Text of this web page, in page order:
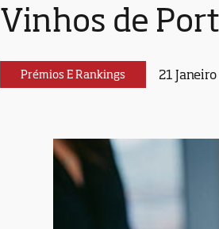
Vinhos de
Prémios E Rankings 21